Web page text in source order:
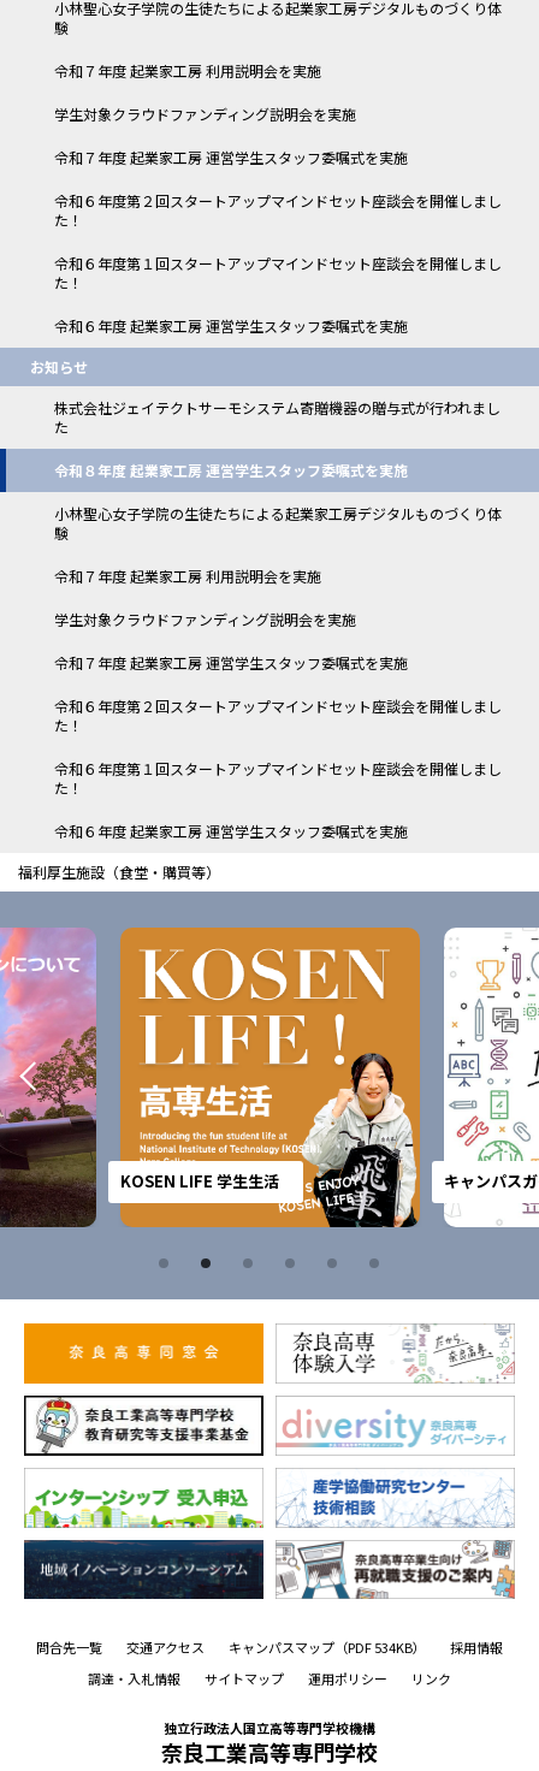
小林聖心女子学院の生徒たちによる起業家工房デジタルものづくり体
験
令和７年度 起業家工房 利用説明会を実施
学生対象クラウドファンディング説明会を実施
令和７年度 起業家工房 運営学生スタッフ委嘱式を実施
令和６年度第２回スタートアップマインドセット座談会を開催しまし
た！
令和６年度第１回スタートアップマインドセット座談会を開催しまし
た！
令和６年度 起業家工房 運営学生スタッフ委嘱式を実施
お知らせ
株式会社ジェイテクトサーモシステム寄贈機器の贈与式が行われまし
た
令和８年度 起業家工房 運営学生スタッフ委嘱式を実施
小林聖心女子学院の生徒たちによる起業家工房デジタルものづくり体
験
令和７年度 起業家工房 利用説明会を実施
学生対象クラウドファンディング説明会を実施
令和７年度 起業家工房 運営学生スタッフ委嘱式を実施
令和６年度第２回スタートアップマインドセット座談会を開催しまし
た！
令和６年度第１回スタートアップマインドセット座談会を開催しまし
た！
令和６年度 起業家工房 運営学生スタッフ委嘱式を実施
福利厚生施設（食堂・購買等）
KOSEN LIFE 学生生活 キャンパス
問合先一覧 交通アクセス キャンパスマップ （PDF 534KB）
採用情報
調達・入札情報
サイトマップ 運用ポリシー リンク
独立行政法人国立高等専門学校機構
奈良工業高等専門学校